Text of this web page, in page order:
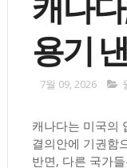
용기
7월 09, 2026
캐나다는 미국의
결의안에 기권함
반면, 다른 국가